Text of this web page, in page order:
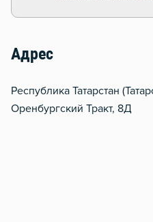
Адрес
Республика Татарстан
Оренбургский Тракт, 8Д